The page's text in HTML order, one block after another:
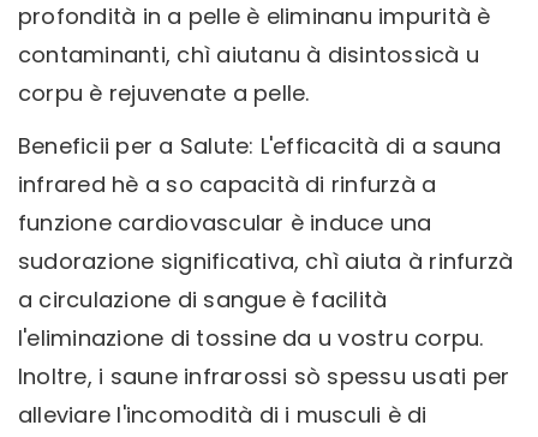
profondità in a pelle è eliminanu impurità è
contaminanti, chì aiutanu à disintossicà u
corpu è rejuvenate a pelle.
Beneficii per a Salute: L'efficacità di a sauna
infrared hè a so capacità di rinfurzà a
funzione cardiovascular è induce una
sudorazione significativa, chì aiuta à rinfurzà
a circulazione di sangue è facilità
l'eliminazione di tossine da u vostru corpu.
Inoltre, i saune infrarossi sò spessu usati per
alleviare l'incomodità di i musculi è di